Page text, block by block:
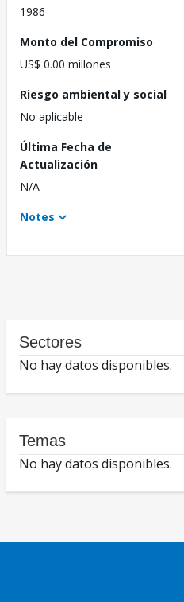
1986
Monto del Compromiso
US$ 0.00 millones
Riesgo ambiental y social
No aplicable
Última Fecha de
Actualización
N/A
Notes
Sectores
No hay datos disponibles.
Temas
No hay datos disponibles.